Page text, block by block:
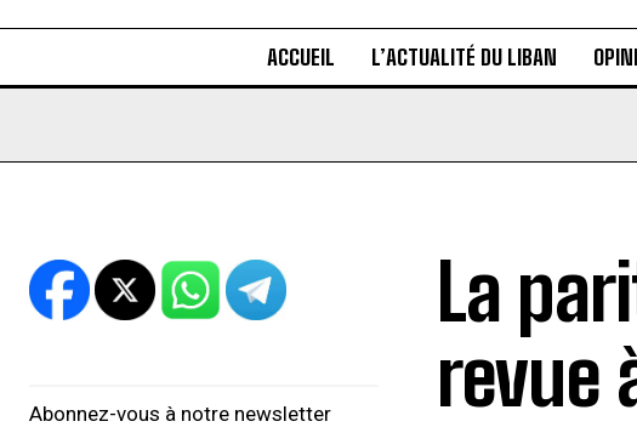
ACCUEIL L’ACTUALITÉ DU LIBAN
Abonnez-vous à notre newsletter
La
revue